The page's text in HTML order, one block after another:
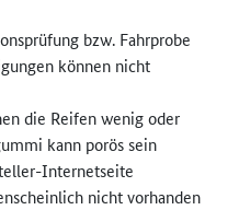
bzw. Fahrprobe
können nicht
die Reifen wenig oder
kann porös sein
Internetseite
nicht vorhanden